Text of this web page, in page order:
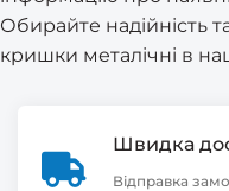
Обирайте надійність
кришки металічні в
Швидка
Відправка